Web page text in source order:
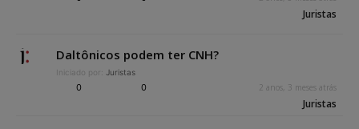
Juristas
Daltônicos podem ter CNH?
Iniciado por: Juristas
0 0 2 anos, 3 meses atrás
Juristas